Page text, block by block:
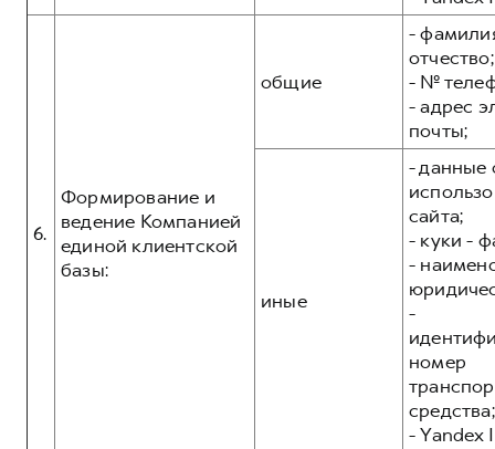
6.
Формирование и
ведение Компанией
единой клиентской
базы:
общие
-
отчество;
- №
- адрес
почты;
иные
- данные
сайта;
- куки -
-
-
номер
средства;
- Yandex